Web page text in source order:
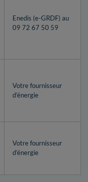
Enedis (e-GRDF) au
09 72 67 50 59
Votre fournisseur
d’énergie
Votre fournisseur
d’énergie